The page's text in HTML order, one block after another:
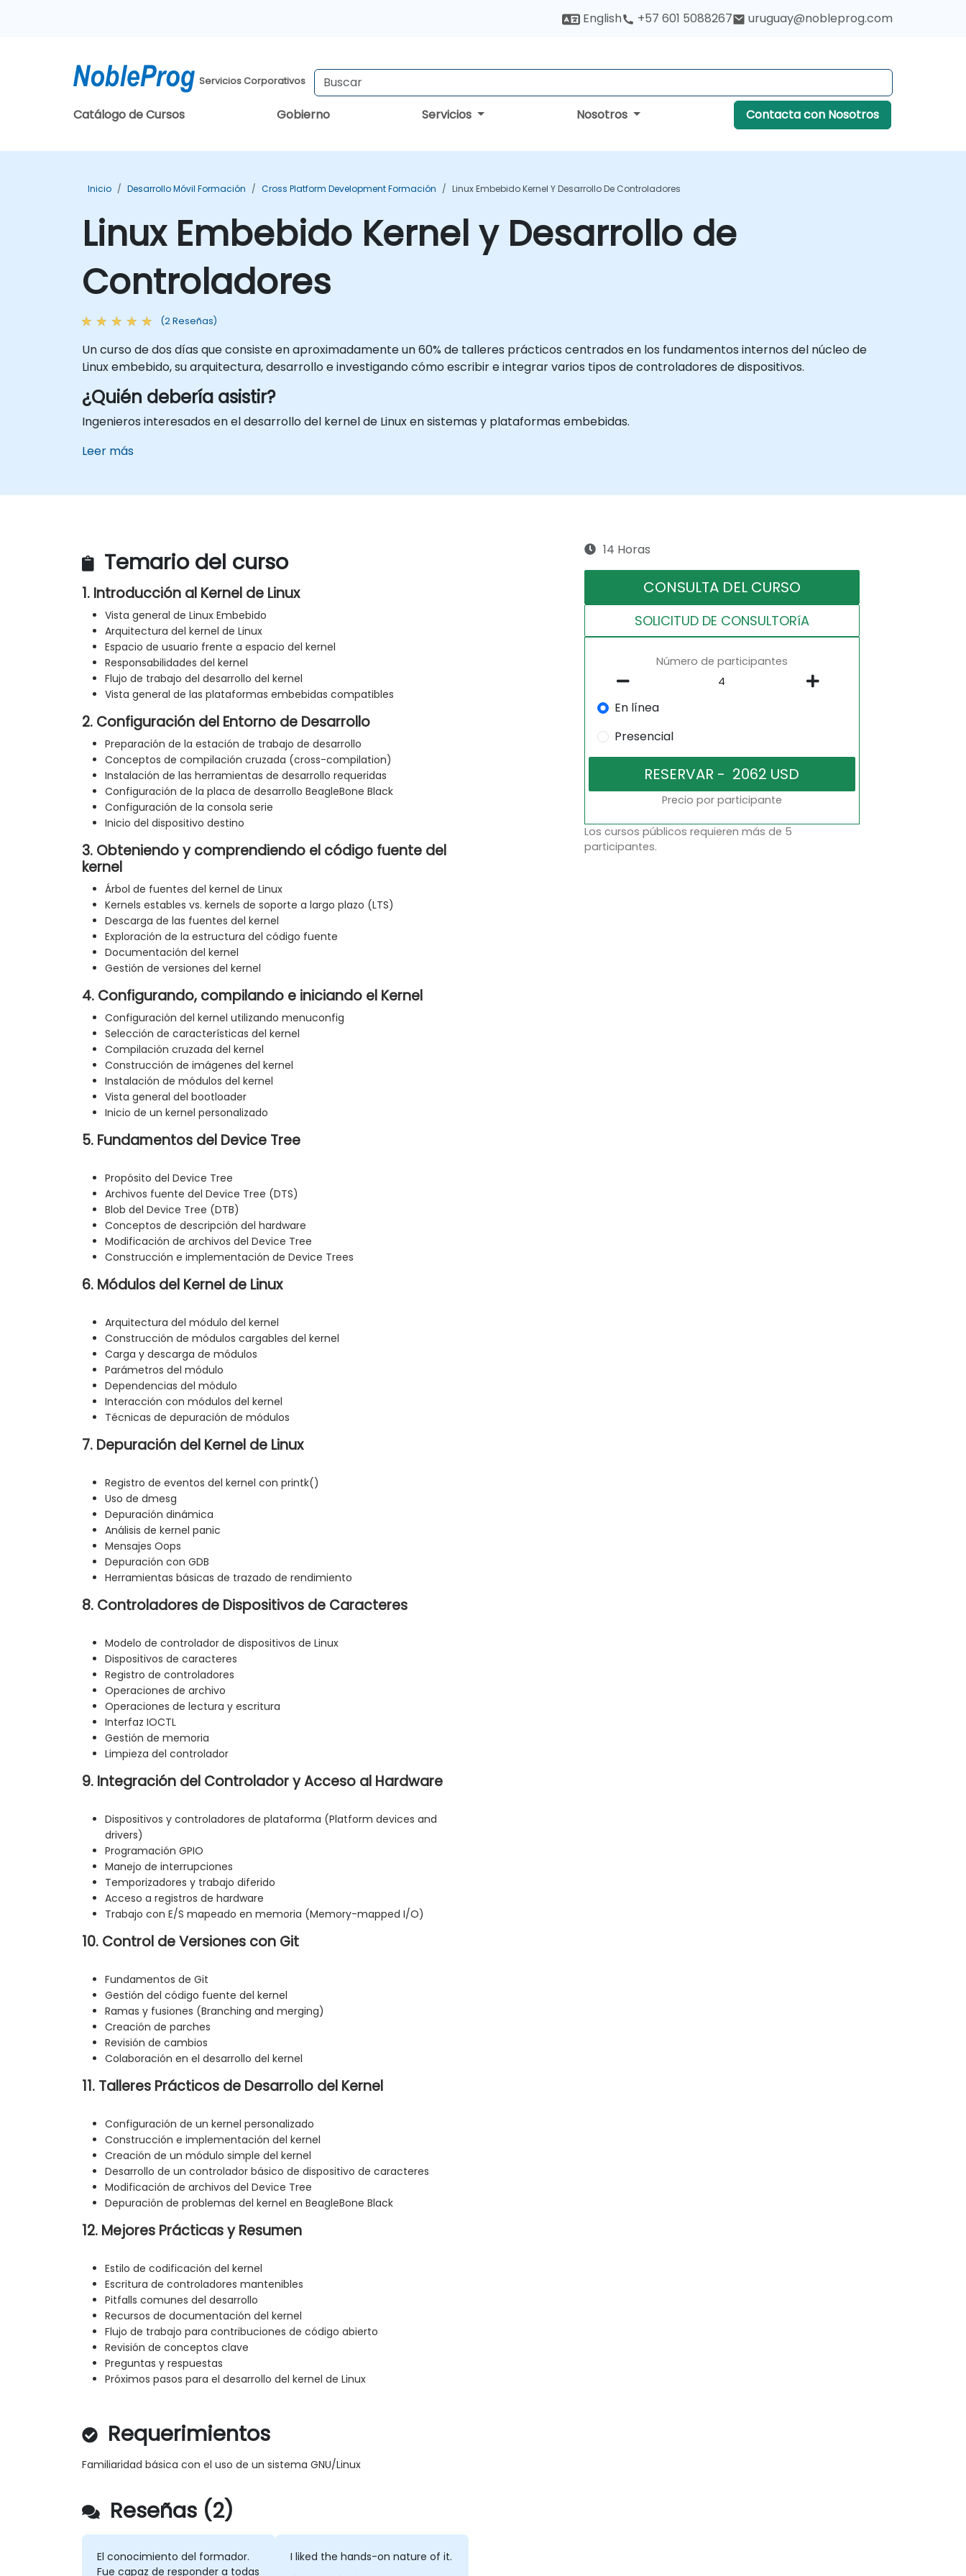
English +57 601 5088267 uruguay@nobleprog.com
Servicios Corporativos
Catálogo de Cursos Gobierno Servicios Nosotros Contacta con Nosotros
Inicio Desarrollo Móvil Formación Cross Platform Development Formación Linux Embebido Kernel Y Desarrollo De Controladores
Linux Embebido Kernel y Desarrollo de
Controladores
(2 Reseñas)
Un curso de dos días que consiste en aproximadamente un 60% de talleres prácticos centrados en los fundamentos internos del núcleo de
Linux embebido, su arquitectura, desarrollo e investigando cómo escribir e integrar varios tipos de controladores de dispositivos.
¿Quién debería asistir?
Ingenieros interesados en el desarrollo del kernel de Linux en sistemas y plataformas embebidas.
Leer más
Temario del curso
1. Introducción al Kernel de Linux
Vista general de Linux Embebido
Arquitectura del kernel de Linux
Espacio de usuario frente a espacio del kernel
Responsabilidades del kernel
Flujo de trabajo del desarrollo del kernel
Vista general de las plataformas embebidas compatibles
2. Configuración del Entorno de Desarrollo
Preparación de la estación de trabajo de desarrollo
Conceptos de compilación cruzada (cross-compilation)
Instalación de las herramientas de desarrollo requeridas
Configuración de la placa de desarrollo BeagleBone Black
Configuración de la consola serie
Inicio del dispositivo destino
3. Obteniendo y comprendiendo el código fuente del
kernel
Árbol de fuentes del kernel de Linux
Kernels estables vs. kernels de soporte a largo plazo (LTS)
Descarga de las fuentes del kernel
Exploración de la estructura del código fuente
Documentación del kernel
Gestión de versiones del kernel
4. Configurando, compilando e iniciando el Kernel
Configuración del kernel utilizando menuconfig
Selección de características del kernel
Compilación cruzada del kernel
Construcción de imágenes del kernel
Instalación de módulos del kernel
Vista general del bootloader
Inicio de un kernel personalizado
5. Fundamentos del Device Tree
Propósito del Device Tree
Archivos fuente del Device Tree (DTS)
Blob del Device Tree (DTB)
Conceptos de descripción del hardware
Modificación de archivos del Device Tree
Construcción e implementación de Device Trees
6. Módulos del Kernel de Linux
Arquitectura del módulo del kernel
Construcción de módulos cargables del kernel
Carga y descarga de módulos
Parámetros del módulo
Dependencias del módulo
Interacción con módulos del kernel
Técnicas de depuración de módulos
7. Depuración del Kernel de Linux
Registro de eventos del kernel con printk()
Uso de dmesg
Depuración dinámica
Análisis de kernel panic
Mensajes Oops
Depuración con GDB
Herramientas básicas de trazado de rendimiento
8. Controladores de Dispositivos de Caracteres
Modelo de controlador de dispositivos de Linux
Dispositivos de caracteres
Registro de controladores
Operaciones de archivo
Operaciones de lectura y escritura
Interfaz IOCTL
Gestión de memoria
Limpieza del controlador
9. Integración del Controlador y Acceso al Hardware
Dispositivos y controladores de plataforma (Platform devices and
drivers)
Programación GPIO
Manejo de interrupciones
Temporizadores y trabajo diferido
Acceso a registros de hardware
Trabajo con E/S mapeado en memoria (Memory-mapped I/O)
10. Control de Versiones con Git
Fundamentos de Git
Gestión del código fuente del kernel
Ramas y fusiones (Branching and merging)
Creación de parches
Revisión de cambios
Colaboración en el desarrollo del kernel
11. Talleres Prácticos de Desarrollo del Kernel
Configuración de un kernel personalizado
Construcción e implementación del kernel
Creación de un módulo simple del kernel
Desarrollo de un controlador básico de dispositivo de caracteres
Modificación de archivos del Device Tree
Depuración de problemas del kernel en BeagleBone Black
12. Mejores Prácticas y Resumen
Estilo de codificación del kernel
Escritura de controladores mantenibles
Pitfalls comunes del desarrollo
Recursos de documentación del kernel
Flujo de trabajo para contribuciones de código abierto
Revisión de conceptos clave
Preguntas y respuestas
Próximos pasos para el desarrollo del kernel de Linux
Requerimientos
Familiaridad básica con el uso de un sistema GNU/Linux
14 Horas
CONSULTA DEL CURSO
SOLICITUD DE CONSULTORíA
Número de participantes
En línea
Presencial
Precio por participante
Los cursos públicos requieren más de 5
participantes.
Reseñas (2)
El conocimiento del formador.
Fue capaz de responder a todas
I liked the hands-on nature of it.